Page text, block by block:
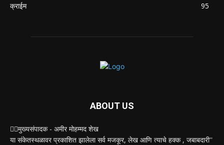
क्राईम
95
ABOUT US
✍🏻मुख्यसंपादक - अमीर मोहम्मद शेख
या संकेतस्थळावर प्रकाशित झालेला सर्व मजकूर, लेख आणि त्याचे हक्क , जबाबदारी''